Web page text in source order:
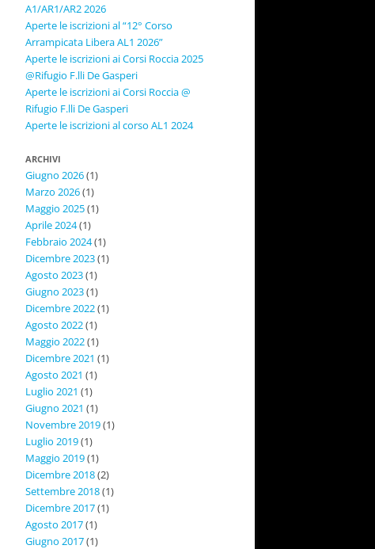
A1/AR1/AR2 2026
Aperte le iscrizioni al “12° Corso
Arrampicata Libera AL1 2026”
Aperte le iscrizioni ai Corsi Roccia 2025
@Rifugio F.lli De Gasperi
Aperte le iscrizioni ai Corsi Roccia @
Rifugio F.lli De Gasperi
Aperte le iscrizioni al corso AL1 2024
ARCHIVI
Giugno 2026(1)
Marzo 2026(1)
Maggio 2025(1)
Aprile 2024(1)
Febbraio 2024(1)
Dicembre 2023(1)
Agosto 2023(1)
Giugno 2023(1)
Dicembre 2022(1)
Agosto 2022(1)
Maggio 2022(1)
Dicembre 2021 (1)
Agosto 2021 (1)
Luglio 2021 (1)
Giugno 2021 (1)
Novembre 2019(1)
Luglio 2019(1)
Maggio 2019(1)
Dicembre 2018(2)
Settembre 2018(1)
Dicembre 2017(1)
Agosto 2017(1)
Giugno 2017(1)